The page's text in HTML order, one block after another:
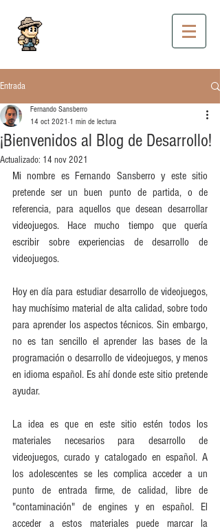
Fernando Sansberro
- Blog
URUGUAY
Entrada
¡Bienvenidos al Blog de Desarrollo!
Fernando Sansberro
14 oct 2021 1 min de lectura
Actualizado: 14 nov 2021
Mi nombre es Fernando Sansberro y este sitio
pretende ser un buen punto de partida, o de
referencia, para aquellos que desean desarrollar
videojuegos. Hace mucho tiempo que quería
escribir sobre experiencias de desarrollo de
videojuegos.
Hoy en día para estudiar desarrollo de videojuegos,
hay muchísimo material de alta calidad, sobre todo
para aprender los aspectos técnicos. Sin embargo,
no es tan sencillo el aprender las bases de la
programación o desarrollo de videojuegos, y menos
en idioma español. Es ahí donde este sitio pretende
ayudar.
La idea es que en este sitio estén todos los
materiales necesarios para desarrollo de
videojuegos, curado y catalogado en español. A
los adolescentes se les complica acceder a un
punto de entrada firme, de calidad, libre de
"contaminación" de engines y en español. El
acceder a estos materiales puede marcar la